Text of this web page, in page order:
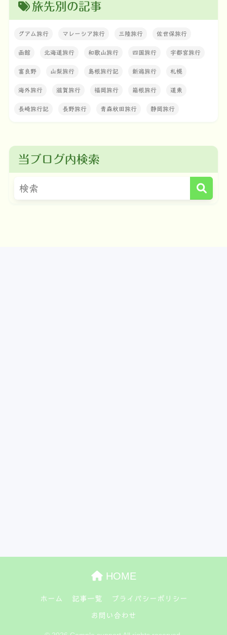
旅先別の記事
グアム旅行 マレーシア旅行 三陸旅行 佐世保旅行
函館 北海道旅行 和歌山旅行 四国旅行 宇都宮旅行
富良野 山梨旅行 島根旅行記 新潟旅行 札幌
海外旅行 滋賀旅行 福岡旅行 箱根旅行 道東
長崎旅行記 長野旅行 青森秋田旅行 静岡旅行
当ブログ内検索
HOME
ホーム 記事一覧 プライバシーポリシー
お問い合わせ